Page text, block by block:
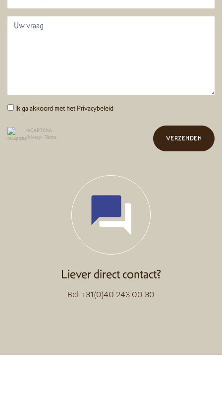
Ik ga akkoord met het Privacybeleid
reCAPTCHA
Privacy•Terms VERZENDEN
Liever direct contact?
Bel +31(0)40 243 00 30